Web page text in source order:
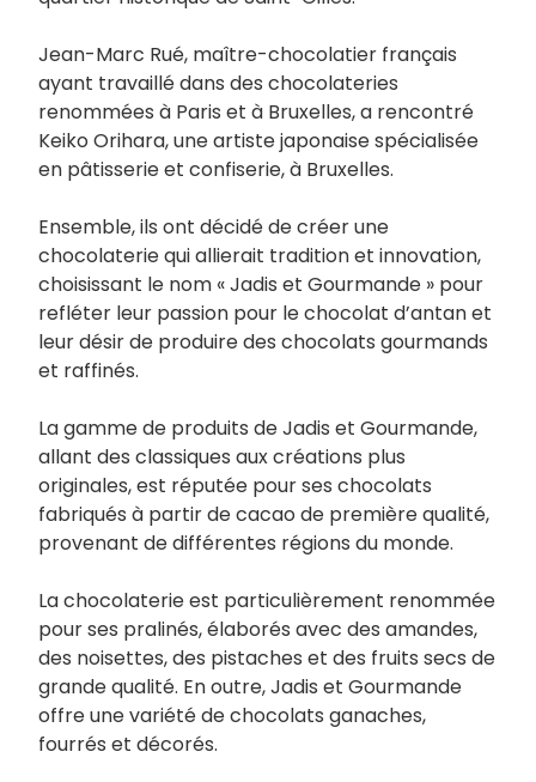
Jean-Marc Rué, maître-chocolatier français
ayant travaillé dans des chocolateries
renommées à Paris et à Bruxelles, a rencontré
Keiko Orihara, une artiste japonaise spécialisée
en pâtisserie et confiserie, à Bruxelles.
Ensemble, ils ont décidé de créer une
chocolaterie qui allierait tradition et innovation,
choisissant le nom « Jadis et Gourmande » pour
refléter leur passion pour le chocolat d’antan et
leur désir de produire des chocolats gourmands
et raffinés.
La gamme de produits de Jadis et Gourmande,
allant des classiques aux créations plus
originales, est réputée pour ses chocolats
fabriqués à partir de cacao de première qualité,
provenant de différentes régions du monde.
La chocolaterie est particulièrement renommée
pour ses pralinés, élaborés avec des amandes,
des noisettes, des pistaches et des fruits secs de
grande qualité. En outre, Jadis et Gourmande
offre une variété de chocolats ganaches,
fourrés et décorés.